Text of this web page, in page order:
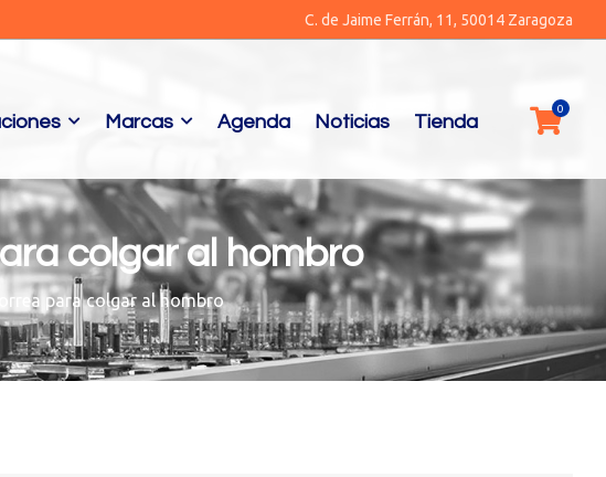
C. de Jaime Ferrán, 11, 50014 Zaragoza
Marcas Agenda Noticias Tienda
colgar al hombro
para colgar al hombro